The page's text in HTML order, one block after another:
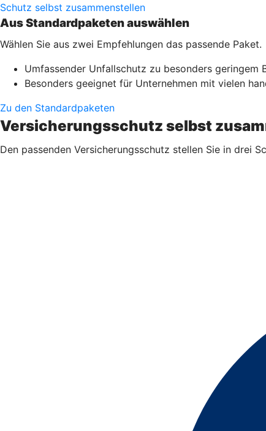
Schutz selbst zusammenstellen
Aus Standardpaketen auswählen
Wählen Sie aus zwei Empfehlungen das passende Paket.
Umfassender Unfallschutz zu besonders geringem
Besonders geeignet für Unternehmen mit vielen
Zu den Standardpaketen
Versicherungsschutz selbst
Den passenden Versicherungsschutz stellen Sie in drei